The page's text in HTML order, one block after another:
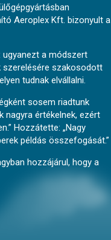
Aeroplex Kft. bizonyult a
ugyanezt a módszert
szerelésére szakosodott
tudnak elvállalni.
sosem riadtunk
nagyra értékelnek, ezért
Hozzátette: „Nagy
példás összefogását.”
hozzájárul, hogy a